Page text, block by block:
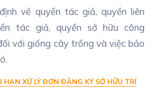
về quyền tác giả, quyền liên
tác giả, quyền sở hữu công
với giống cây trồng và việc bảo
HẠN XỬ LÝ ĐƠN ĐĂNG KÝ SỞ HỮU TRÍ